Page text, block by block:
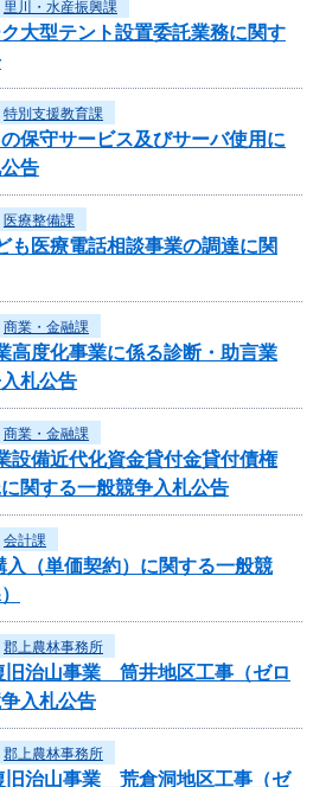
里川・水産振興課
大型テント設置委託業務に関す
特別支援教育課
保守サービス及びサーバ使用に
告
医療整備課
も医療電話相談事業の調達に関
商業・金融課
度化事業に係る診断・助言業
札公告
商業・金融課
備近代化資金貸付金貸付債権
関する一般競争入札公告
会計課
入（単価契約）に関する一般競
郡上農林事務所
旧治山事業 筒井地区工事（ゼロ
入札公告
郡上農林事務所
旧治山事業 荒倉洞地区工事（ゼ